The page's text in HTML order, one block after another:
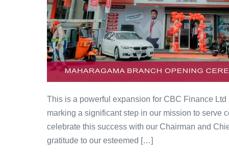
This is a powerful expansion for CBC Finance
marking a significant step in our mission to serve
celebrate this success with our Chairman and
gratitude to our esteemed […]